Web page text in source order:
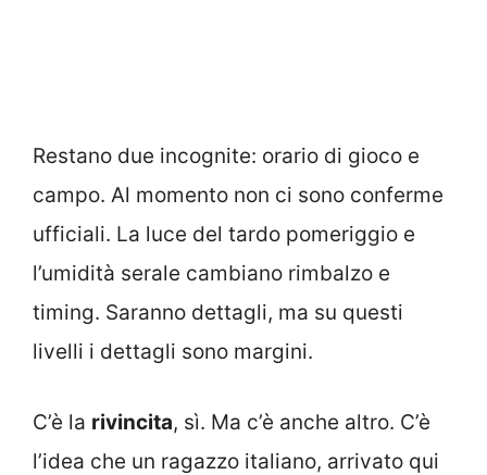
Restano due incognite: orario di gioco e
campo. Al momento non ci sono conferme
ufficiali. La luce del tardo pomeriggio e
l’umidità serale cambiano rimbalzo e
timing. Saranno dettagli, ma su questi
livelli i dettagli sono margini.
C’è la rivincita, sì. Ma c’è anche altro. C’è
l’idea che un ragazzo italiano, arrivato qui